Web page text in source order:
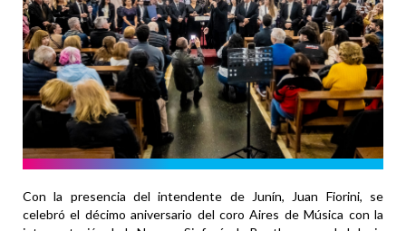
Con la presencia del intendente de Junín, Juan Fiorini, se
celebró el décimo aniversario del coro Aires de Música con la